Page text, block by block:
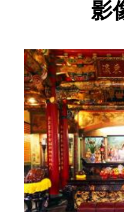
影